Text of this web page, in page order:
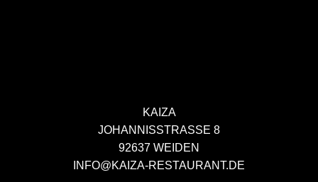
KAIZA
JOHANNISSTRASSE 8
92637 WEIDEN
INFO@KAIZA-RESTAURANT.DE